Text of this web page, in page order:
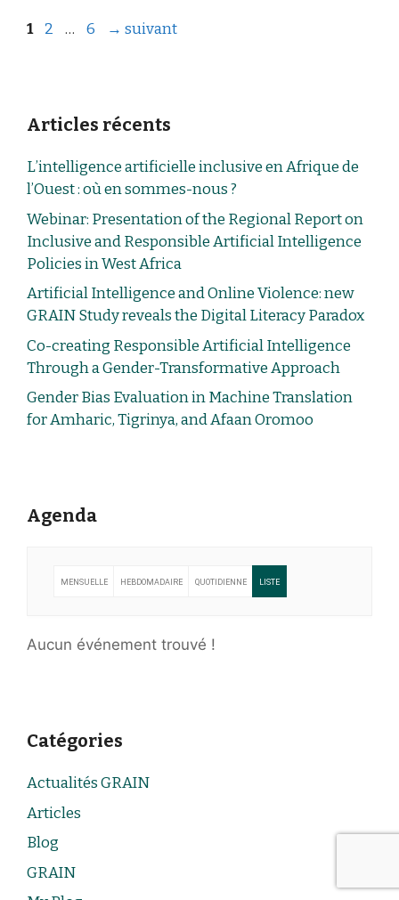
1 2 … 6 → suivant
Articles récents
L’intelligence artificielle inclusive en Afrique de
l’Ouest : où en sommes-nous ?
Webinar: Presentation of the Regional Report on
Inclusive and Responsible Artificial Intelligence
Policies in West Africa
Artificial Intelligence and Online Violence: new
GRAIN Study reveals the Digital Literacy Paradox
Co-creating Responsible Artificial Intelligence
Through a Gender-Transformative Approach
Gender Bias Evaluation in Machine Translation
for Amharic, Tigrinya, and Afaan Oromoo
Agenda
MENSUELLE HEBDOMADAIRE QUOTIDIENNE LISTE
Aucun événement trouvé !
Catégories
Actualités GRAIN
Articles
Blog
GRAIN